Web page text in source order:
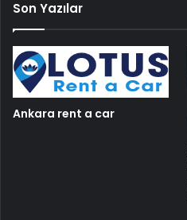
Son Yazılar
Ankara rent a car